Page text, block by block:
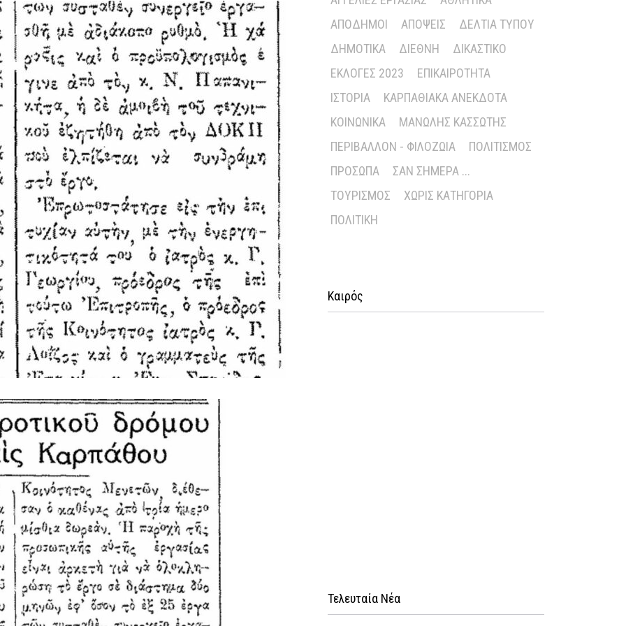
ΑΠΌΔΗΜΟΙ
ΑΠΌΨΕΙΣ
ΔΕΛΤΊΑ ΤΎΠΟΥ
ΔΗΜΟΤΙΚΆ
ΔΙΕΘΝΉ
ΔΙΚΑΣΤΙΚΌ
ΕΚΛΟΓΈΣ 2023
ΕΠΙΚΑΙΡΌΤΗΤΑ
ΙΣΤΟΡΊΑ
ΚΑΡΠΑΘΙΑΚΆ ΑΝΈΚΔΟΤΑ
ΚΟΙΝΩΝΙΚΆ
ΜΑΝΏΛΗΣ ΚΑΣΣΏΤΗΣ
ΠΕΡΙΒΆΛΛΟΝ - ΦΙΛΟΖΩΊΑ
ΠΟΛΙΤΙΣΜΌΣ
ΠΡΌΣΩΠΑ
ΣΑΝ ΣΉΜΕΡΑ ...
ΤΟΥΡΙΣΜΌΣ
ΧΩΡΊΣ ΚΑΤΗΓΟΡΊΑ
ΠΟΛΙΤΙΚΉ
Καιρός
Τελευταία Νέα